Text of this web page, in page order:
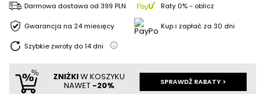
Darmowa dostawa od 399 PLN Raty 0% - oblicz
Gwarancja na 24 miesięcy Kup i zapłać za 30 dni
Szybkie zwroty do14 dni
ZNIŻKIW KOSZYKU
NAWET -20% SPRAWDŹ RABATY >